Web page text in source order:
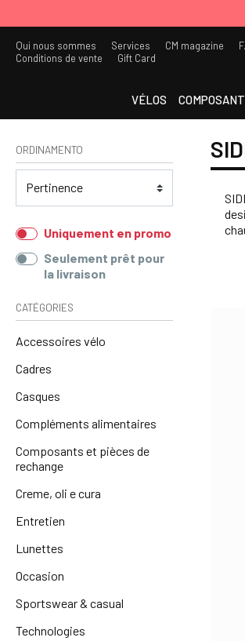
Qui nous sommes Services CM magazine
Conditions de vente
Gift Card
VÉLOS
ORDINAMENTO
Uniquement en promo
Seulement prêt pour
la livraison
CATÉGORIES
Accessoires vélo
Cadres
Casques
Compléments alimentaires
Composants et pièces de
rechange
Creme, oli e cura
Entretien
Lunettes
Occasion
Sportswear & casual
Technologies